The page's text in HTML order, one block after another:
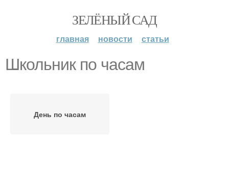
ЗЕЛЁНЫЙ САД
главная новости статьи
Школьник по часам
День по часам